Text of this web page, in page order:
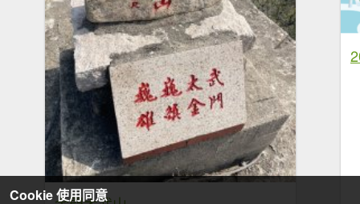
Cookie 使用同意